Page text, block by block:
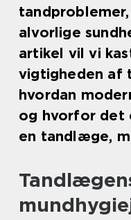
alvorlige
artikel vil vi
vigtigheden af
hvordan
og hvorfor det
en tandlæge,